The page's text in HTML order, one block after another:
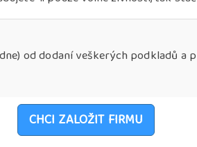
od dodaní veškerých podkladů a
CHCI ZALOŽIT FIRMU